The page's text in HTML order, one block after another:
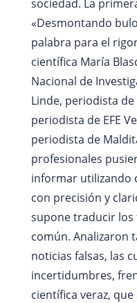
sociedad. La
«Desmontando
palabra para el
científica María
Nacional de
Linde, periodista de
periodista de EFE
periodista de
profesionales
informar utilizando
con precisión y
supone traducir los
común. Analizaron
noticias falsas, las
incertidumbres,
científica veraz,